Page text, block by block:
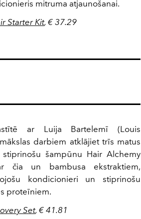
mitruma atjaunošanai.
Starter Kit, € 37.29
ar Luija Bartelemī (Louis
darbiem atklājiet trīs matus
šampūnu Hair Alchemy
čia un bambusa ekstraktiem,
kondicionieri un stiprinošu
proteīniem.
Set, € 41.81